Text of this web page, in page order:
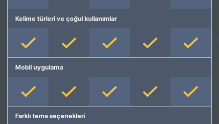
Kelime türleri ve çoğul kullanımlar
Mobil uygulama
Farklı tema seçenekleri